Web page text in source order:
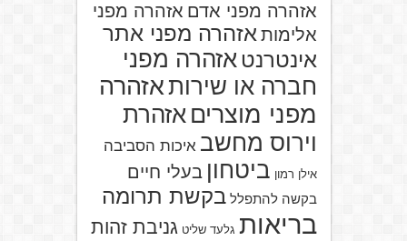
אזהרה מפני אדם אזהרה מפני
אלימות אזהרה מפני אתר
אינטרנט אזהרה מפני
חברה או שירותאזהרה
מפני מוצרים אזהרת
וירוס מחשב איכות הסביבה
אילן רמון ביטחון בעלי חיים
בקשה להתפלל בקשת תרומה
בריאות גלעד שליט גניבת זהות